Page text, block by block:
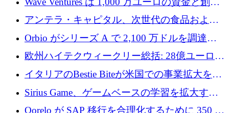
者補助金で 10 周年を迎える
アンテラ・キャピタル、次世代の食品および
アグリテクノロジーのイノベーションを支援
するファンド III の初回クローズ額が 1 億ドル
に到達
Orbio がシリーズ A で 2,100 万ドルを調達、
AI 労働力管理を世界の最前線の労働者に提供
欧州ハイテクウィークリー総括: 28億ユーロの
取引と5月のハイライト
イタリアのBestie Biteが米国での事業拡大を加
速するために150万ユーロを調達
Sirius Game、ゲームベースの学習を拡大する
ために 130 万ユーロの資金調達を完了
Qorelo が SAP 移行を合理化するために 350 万